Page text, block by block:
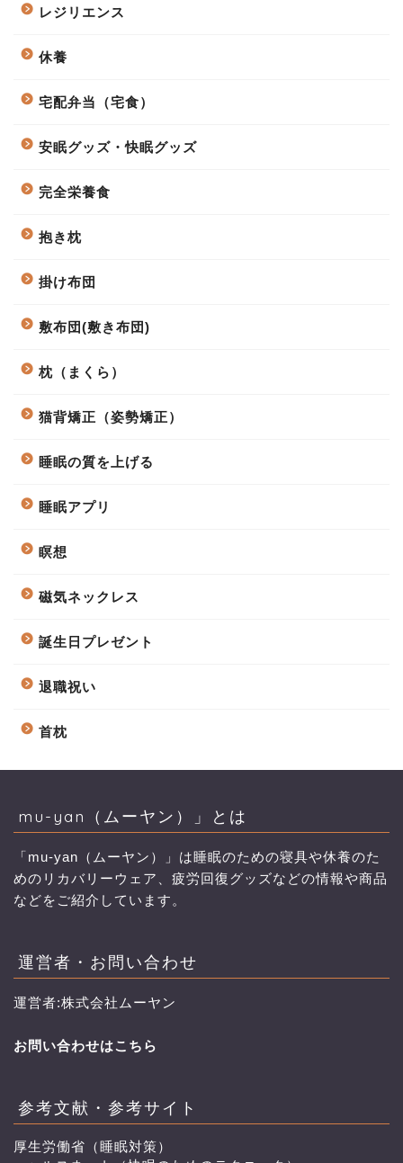
レジリエンス
休養
宅配弁当（宅食）
安眠グッズ・快眠グッズ
完全栄養食
抱き枕
掛け布団
敷布団(敷き布団)
枕（まくら）
猫背矯正（姿勢矯正）
睡眠の質を上げる
睡眠アプリ
瞑想
磁気ネックレス
誕生日プレゼント
退職祝い
首枕
mu-yan（ムーヤン）」とは
「mu-yan（ムーヤン）」は睡眠のための寝具や休養のた
めのリカバリーウェア、疲労回復グッズなどの情報や商品
などをご紹介しています。
運営者・お問い合わせ
運営者:株式会社ムーヤン
お問い合わせはこちら
参考文献・参考サイト
厚生労働省（睡眠対策）